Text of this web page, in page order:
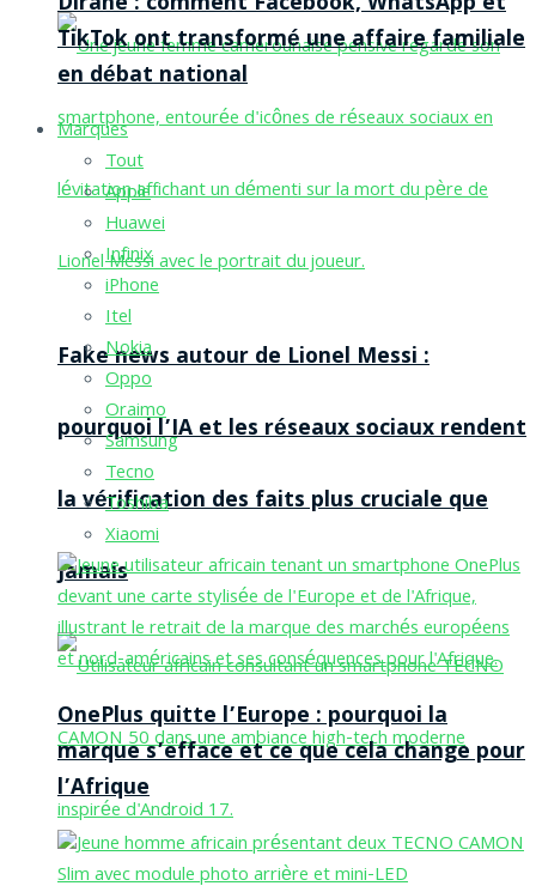
Fake news autour de Lionel Messi :
pourquoi l’IA et les réseaux sociaux rendent
la vérification des faits plus cruciale que
jamais
TikTok ont transformé une affaire familiale
en débat national
Marques
Tout
Apple
Huawei
Infinix
iPhone
Itel
Nokia
Oppo
Oraimo
Samsung
Tecno
Toshiba
Xiaomi
OnePlus quitte l’Europe : pourquoi la
marque s’efface et ce que cela change pour
l’Afrique